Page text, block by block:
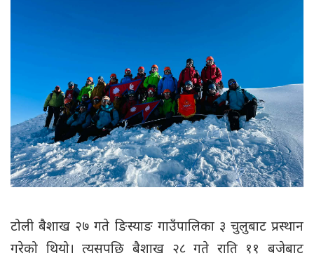
टोली बैशाख २७ गते ङिस्याङ गाउँपालिका ३ चुलुबाट प्रस्थान
गरेको थियो। त्यसपछि बैशाख २८ गते राति ११ बजेबाट